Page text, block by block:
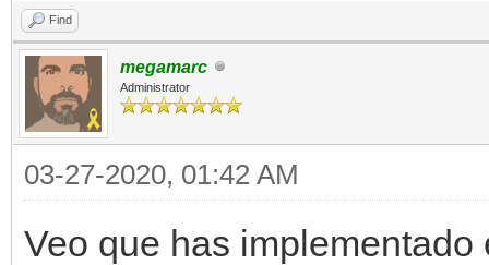
---------------------
jugador.update()
Find
megamarc
Administrator
03-27-2020, 01:42 AM
Veo que has